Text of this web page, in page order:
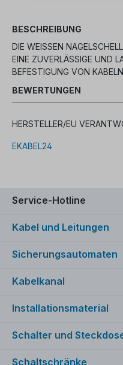
BESCHREIBUNG
DIE WEISSEN
INE ZUVERLÄSSIGE UND
EFESTIGUNG VON
BEWERTUNGEN
HERSTELLER/EU
EKABEL24
Service-Hotline
Kabel und Leitungen
Sicherungsautomaten
Kabelkanal
Installationsmaterial
Schalter und
Schaltschränke